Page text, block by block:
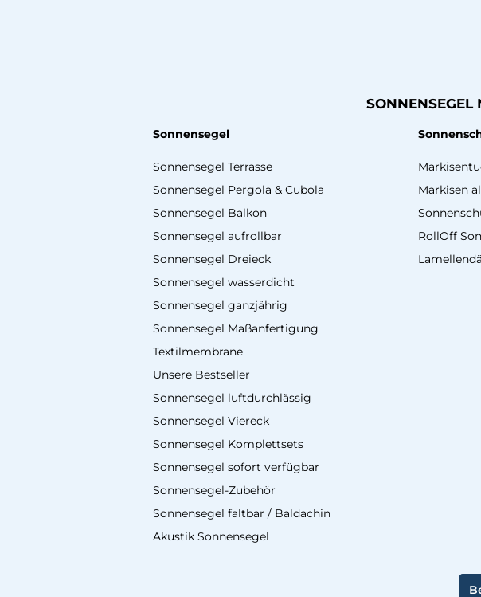
SONNENSEGEL
Sonnensegel
Sonnensegel Terrasse
Sonnensegel Pergola & Cubola
Sonnensegel Balkon
Sonnensegel aufrollbar
Sonnensegel Dreieck
Sonnensegel wasserdicht
Sonnensegel ganzjährig
Sonnensegel Maßanfertigung
Textilmembrane
Unsere Bestseller
Sonnensegel luftdurchlässig
Sonnensegel Viereck
Sonnensegel Komplettsets
Sonnensegel sofort verfügbar
Sonnensegel-Zubehör
Sonnensegel faltbar / Baldachin
Akustik Sonnensegel
Markisen
RollOff